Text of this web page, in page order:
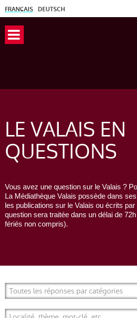
FRANÇAIS DEUTSCH
LE VALAIS EN
QUESTIONS
Vous avez une question sur le Valais ?
La Médiathèque Valais possède dans
les publications sur le Valais ou écrits
question sera traitée dans un délai de
fériés non compris).